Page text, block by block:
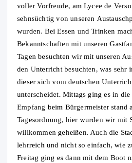
voller Vorfreude, am Lycee de
sehnsüchtig von unseren
wurden. Bei Essen und Trinken
Bekanntschaften mit unseren
Tagen besuchten wir mit unseren
den Unterricht besuchten, was sehr
dieser sich vom deutschen
unterscheidet. Mittags ging es in
Empfang beim Bürgermeister stand
Tagesordnung, hier wurden wir mit
willkommen geheißen. Auch die
lehrreich und nicht so einfach, wie
Freitag ging es dann mit dem Boot